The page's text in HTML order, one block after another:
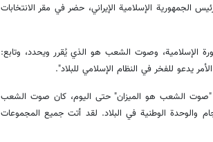
الجمهورية الإسلامية الإيراني، حضر في مقر الانتخابات
الإسلامية، وصوت الشعب هو الذي يُقرر ويحدد، وتابع:
يدعو للفخر في النظام الإسلامي للبلاد".
"صوت الشعب هو الميزان" حتى اليوم، كان صوت الشعب
والوحدة الوطنية في البلاد. لقد أتت جميع المجموعات